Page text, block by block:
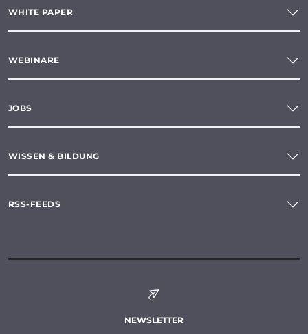
WHITE PAPER
WEBINARE
JOBS
WISSEN & BILDUNG
RSS-FEEDS
NEWSLETTER